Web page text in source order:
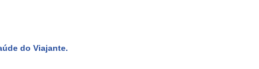
do Viajante.